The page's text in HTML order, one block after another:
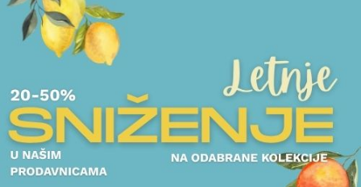
ŠOLJA MEISSEN - SWORDS FANTASY
ČINIJE
VAZE
SET VAZA I ČINIJA
BUTTERFLY
24.750,00RSD